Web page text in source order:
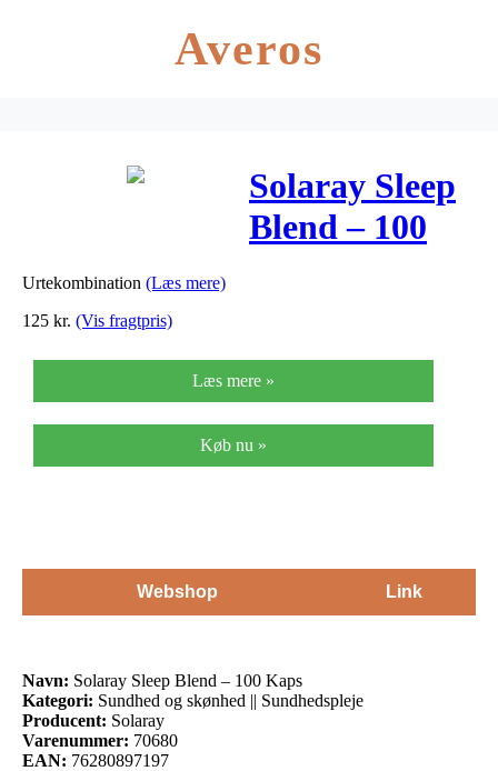
Averos
Solaray Sleep
Blend – 100
Urtekombination (Læs mere)
125 kr. (Vis fragtpris)
Læs mere »
Køb nu »
Webshop Link
Navn: Solaray Sleep Blend – 100 Kaps
Kategori: Sundhed og skønhed || Sundhedspleje
Producent: Solaray
Varenummer: 70680
EAN: 76280897197